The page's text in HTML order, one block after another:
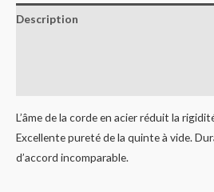
Description
L’âme de la corde en acier réduit la
Excellente pureté de la quinte à vide.
d’accord incomparable.